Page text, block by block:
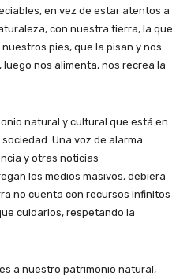
en vez de estar atentos a
con nuestra tierra, la que
pies, que la pisan y nos
nos alimenta, nos recrea la
natural y cultural que está en
Una voz de alarma
y otras noticias
los medios masivos, debiera
no cuenta con recursos infinitos
cuidarlos, respetando la
a nuestro patrimonio natural,